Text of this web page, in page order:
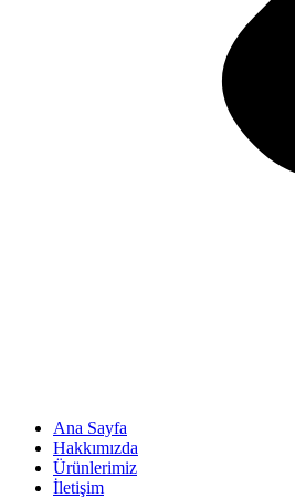
Ana Sayfa
Hakkımızda
Ürünlerimiz
İletişim